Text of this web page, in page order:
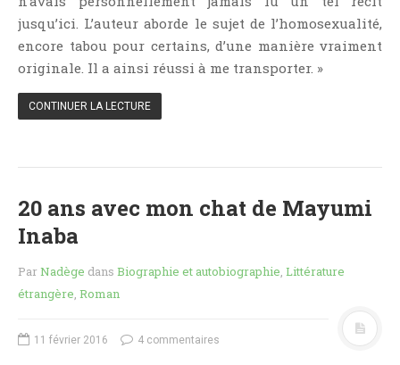
Jeunesse
LGBT
Light Novel
Littérature Étrangère
Manga
New Adult
jusqu’ici. L’auteur aborde le sujet de l’homosexualité,
encore tabou pour certains, d’une manière vraiment
originale. Il a ainsi réussi à me transporter. »
CONTINUER LA LECTURE
20 ans avec mon chat de Mayumi
Inaba
ParNadège dans Biographie et autobiographie, Littérature
étrangère, Roman
11 février 2016 4 commentaires